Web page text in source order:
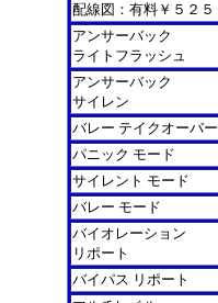
配線図：有料￥５２５
アンサーバック
ライトフラッシュ
アンサーバック
サイレン
バレー テイクオーバー
パニック モード
サイレント モード
バレー モード
バイオレーション
リポート
バイパス リポート